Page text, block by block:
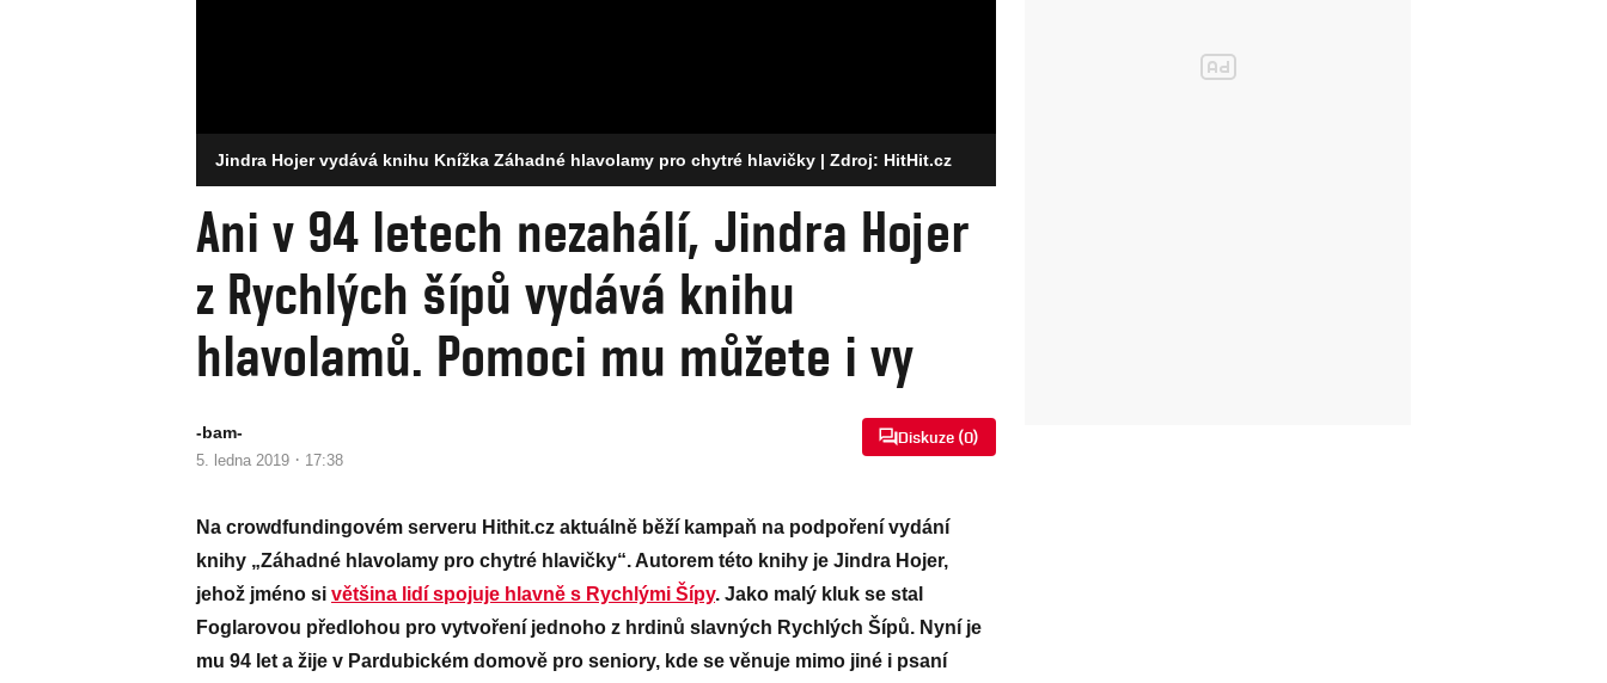
Jindra Hojer vydává knihu Knížka Záhadné hlavolamy pro chytré hlavičky | Zdroj: HitHit.cz
Ani v 94 letech nezahálí, Jindra Hojer
z Rychlých šípů vydává knihu
hlavolamů. Pomoci mu můžete i vy
-bam-
5. ledna 2019 · 17:38
Diskuze (0)
Na crowdfundingovém serveru Hithit.cz aktuálně běží kampaň na podpoření vydání
knihy „Záhadné hlavolamy pro chytré hlavičky“. Autorem této knihy je Jindra Hojer,
jehož jméno si většina lidí spojuje hlavně s Rychlými Šípy. Jako malý kluk se stal
Foglarovou předlohou pro vytvoření jednoho z hrdinů slavných Rychlých Šípů. Nyní je
mu 94 let a žije v Pardubickém domově pro seniory, kde se věnuje mimo jiné i psaní